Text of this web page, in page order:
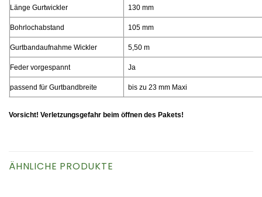
Länge Gurtwickler 130 mm
Bohrlochabstand 105 mm
Gurtbandaufnahme Wickler 5,50 m
Feder vorgespannt Ja
passend für Gurtbandbreite bis zu 23 mm Maxi
Vorsicht! Verletzungsgefahr beim öffnen des Pakets!
ÄHNLICHE PRODUKTE